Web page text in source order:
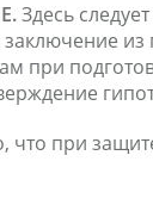
Здесь
при
что при